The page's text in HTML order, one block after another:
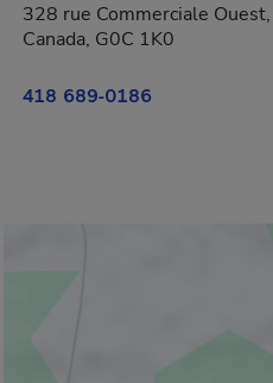
328 rue Commerciale
Canada, G0C 1K0
418 689-0186